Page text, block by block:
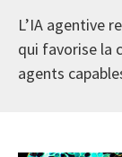
L’IA agentive
qui favorise la
agents